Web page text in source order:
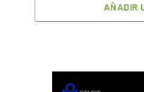
AÑADIR